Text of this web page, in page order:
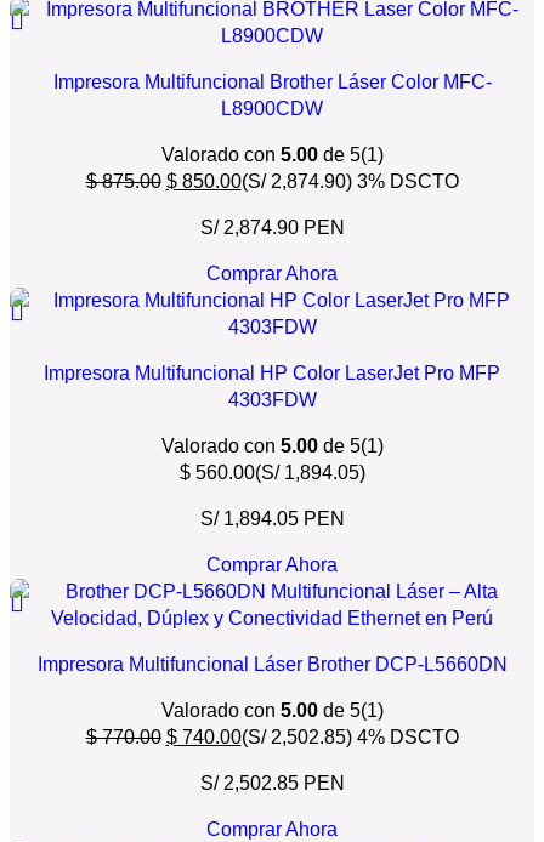
Impresora Multifuncional Brother Láser Color MFC-
L8900CDW
Valorado con 5.00de 5(1)
$875.00 $850.00(S/ 2,874.90) 3% DSCTO
S/ 2,874.90 PEN
Comprar Ahora
Impresora Multifuncional HP Color LaserJet Pro MFP
4303FDW
Valorado con 5.00de 5(1)
$560.00(S/ 1,894.05)
S/ 1,894.05 PEN
Comprar Ahora
Impresora Multifuncional Láser Brother DCP-L5660DN
Valorado con 5.00de 5(1)
$770.00 $740.00(S/ 2,502.85) 4% DSCTO
S/ 2,502.85 PEN
Comprar Ahora